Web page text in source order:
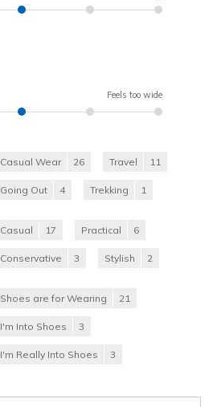
Feels too wide
Casual Wear 26 Travel 11
Going Out 4 Trekking 1
Casual 17 Practical 6
Conservative 3 Stylish 2
Shoes are for Wearing 21
I'm Into Shoes 3
I'm Really Into Shoes 3